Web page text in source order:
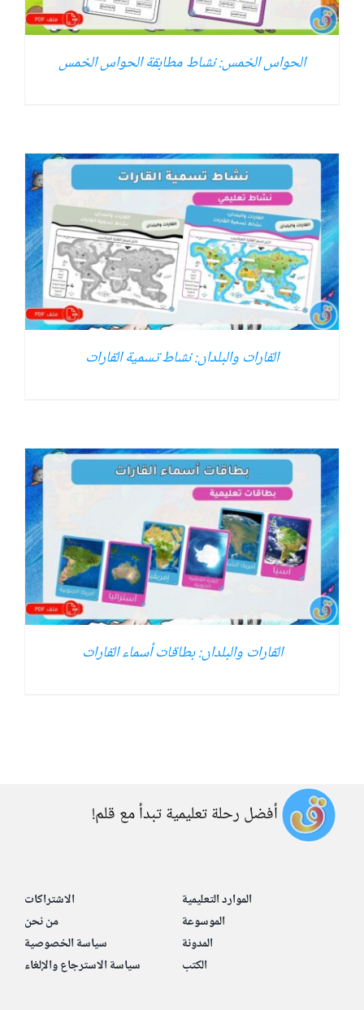
الحواس الخمس: نشاط مطابقة الحواس الخمس
القارات والبلدان: نشاط تسمية القارات
القارات والبلدان: بطاقات أسماء القارات
أفضل رحلة تعليمية تبدأ مع قلم!
الموارد التعليمية
الموسوعة
المدونة
الكتب
الاشتراكات
من نحن
سياسة الخصوصية
سياسة الاسترجاع والإلغاء